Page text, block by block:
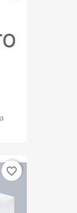
favorite_border